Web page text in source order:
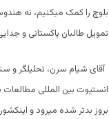
بلوچ را کمک میکنیم، نه
تمویل طالبان پاکستانی و
آقای شیام سرن، تحلیلگر و
انستیوت بین المللی
بروز بدتر شده میرود و